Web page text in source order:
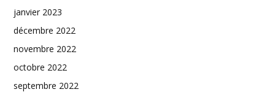
janvier 2023
décembre 2022
novembre 2022
octobre 2022
septembre 2022